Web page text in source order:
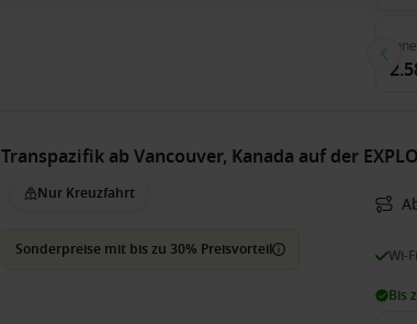
Transpazifik ab Vancouver, Kanada auf der
Nur Kreuzfahrt
Sonderpreise mit bis zu 30% Preisvorteil Wi-
Bis